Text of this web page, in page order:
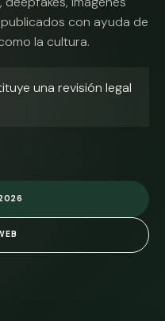
con ayuda de
la cultura.
una revisión legal